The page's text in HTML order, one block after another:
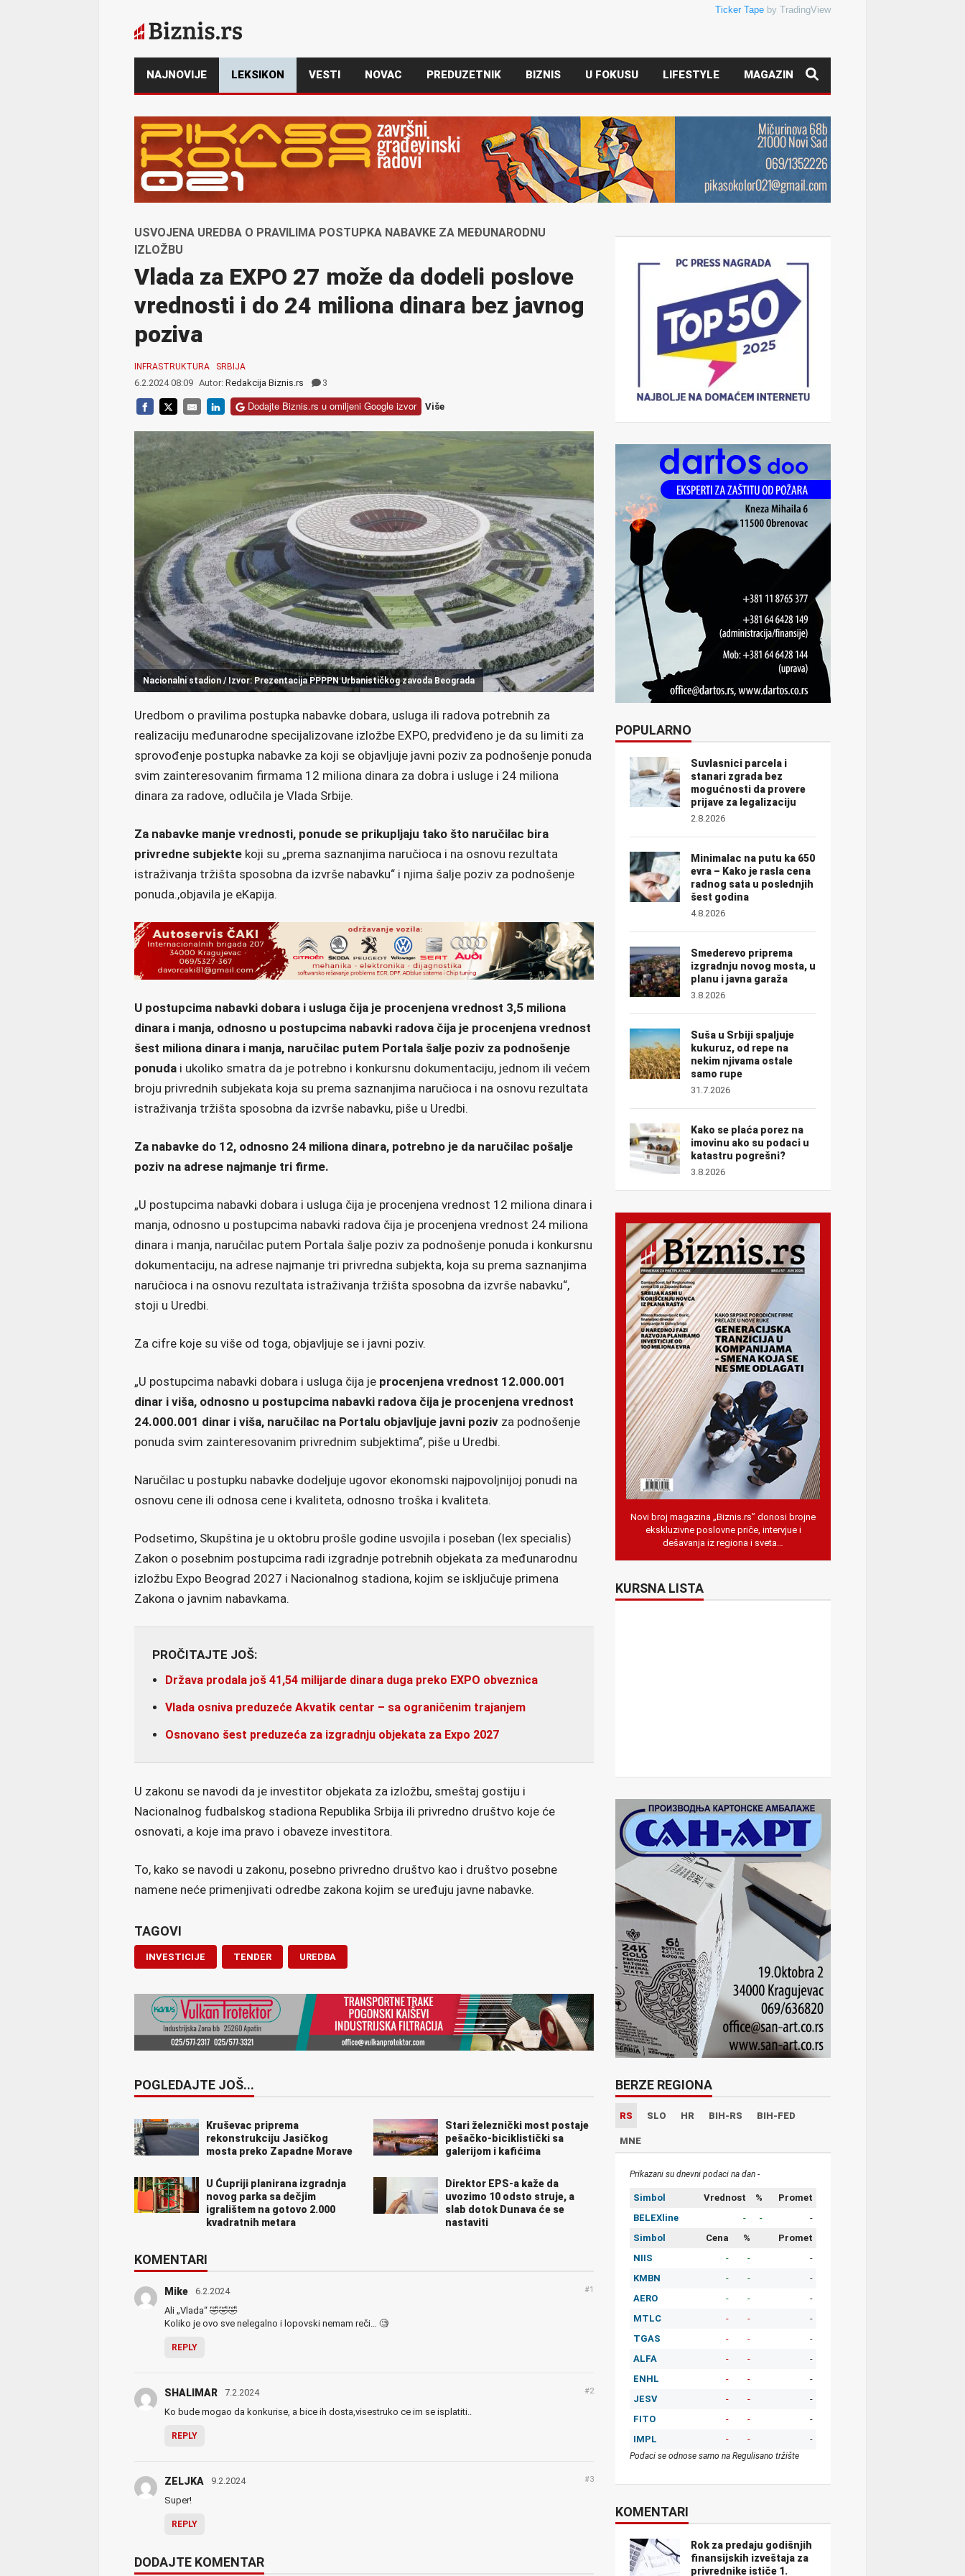
Ticker Tape by TradingView
NAJNOVIJE LEKSIKON VESTI NOVAC PREDUZETNIK BIZNIS U FOKUSU LIFESTYLE MAGAZIN
USVOJENA UREDBA O PRAVILIMA POSTUPKA NABAVKE ZA MEĐUNARODNU
IZLOŽBU
Vlada za EXPO 27 može da dodeli poslove
vrednosti i do 24 miliona dinara bez javnog
poziva
INFRASTRUKTURA SRBIJA
6.2.2024 08:09 Autor: Redakcija Biznis.rs 3
Dodajte Biznis.rs u omiljeni Google izvor Više
Nacionalni stadion / Izvor: Prezentacija PPPPN Urbanističkog zavoda Beograda
Uredbom o pravilima postupka nabavke dobara, usluga ili radova potrebnih za
realizaciju međunarodne specijalizovane izložbe EXPO, predviđeno je da su limiti za
sprovođenje postupka nabavke za koji se objavljuje javni poziv za podnošenje ponuda
svim zainteresovanim firmama 12 miliona dinara za dobra i usluge i 24 miliona
dinara za radove, odlučila je Vlada Srbije.
Za nabavke manje vrednosti, ponude se prikupljaju tako što naručilac bira
privredne subjekte koji su „prema saznanjima naručioca i na osnovu rezultata
istraživanja tržišta sposobna da izvrše nabavku“ i njima šalje poziv za podnošenje
ponuda.,objavila je eKapija.
U postupcima nabavki dobara i usluga čija je procenjena vrednost 3,5 miliona
dinara i manja, odnosno u postupcima nabavki radova čija je procenjena vrednost
šest miliona dinara i manja, naručilac putem Portala šalje poziv za podnošenje
ponuda i ukoliko smatra da je potrebno i konkursnu dokumentaciju, jednom ili većem
broju privrednih subjekata koja su prema saznanjima naručioca i na osnovu rezultata
istraživanja tržišta sposobna da izvrše nabavku, piše u Uredbi.
Za nabavke do 12, odnosno 24 miliona dinara, potrebno je da naručilac pošalje
poziv na adrese najmanje tri firme.
„U postupcima nabavki dobara i usluga čija je procenjena vrednost 12 miliona dinara i
manja, odnosno u postupcima nabavki radova čija je procenjena vrednost 24 miliona
dinara i manja, naručilac putem Portala šalje poziv za podnošenje ponuda i konkursnu
dokumentaciju, na adrese najmanje tri privredna subjekta, koja su prema saznanjima
naručioca i na osnovu rezultata istraživanja tržišta sposobna da izvrše nabavku“,
stoji u Uredbi.
Za cifre koje su više od toga, objavljuje se i javni poziv.
„U postupcima nabavki dobara i usluga čija je procenjena vrednost 12.000.001
dinar i viša, odnosno u postupcima nabavki radova čija je procenjena vrednost
24.000.001 dinar i viša, naručilac na Portalu objavljuje javni poziv za podnošenje
ponuda svim zainteresovanim privrednim subjektima“, piše u Uredbi.
Naručilac u postupku nabavke dodeljuje ugovor ekonomski najpovoljnijoj ponudi na
osnovu cene ili odnosa cene i kvaliteta, odnosno troška i kvaliteta.
Podsetimo, Skupština je u oktobru prošle godine usvojila i poseban (lex specialis)
Zakon o posebnim postupcima radi izgradnje potrebnih objekata za međunarodnu
izložbu Expo Beograd 2027 i Nacionalnog stadiona, kojim se isključuje primena
Zakona o javnim nabavkama.
PROČITAJTE JOŠ:
Država prodala još 41,54 milijarde dinara duga preko EXPO obveznica
Vlada osniva preduzeće Akvatik centar – sa ograničenim trajanjem
Osnovano šest preduzeća za izgradnju objekata za Expo 2027
U zakonu se navodi da je investitor objekata za izložbu, smeštaj gostiju i
Nacionalnog fudbalskog stadiona Republika Srbija ili privredno društvo koje će
osnovati, a koje ima pravo i obaveze investitora.
To, kako se navodi u zakonu, posebno privredno društvo kao i društvo posebne
namene neće primenjivati odredbe zakona kojim se uređuju javne nabavke.
TAGOVI
INVESTICIJE TENDER UREDBA
POGLEDAJTE JOŠ...
Kruševac priprema
rekonstrukciju Jasičkog
mosta preko Zapadne Morave
Stari železnički most postaje
pešačko-biciklistički sa
galerijom i kafićima
U Ćupriji planirana izgradnja
novog parka sa dečjim
igralištem na gotovo 2.000
kvadratnih metara
Direktor EPS-a kaže da
uvozimo 10 odsto struje, a
slab dotok Dunava će se
nastaviti
KOMENTARI
Mike 6.2.2024 #1
Ali „Vlada“ 🤣🤣🤣
Koliko je ovo sve nelegalno i lopovski nemam reči… 🧐
REPLY
SHALIMAR 7.2.2024 #2
Ko bude mogao da konkurise, a bice ih dosta,visestruko ce im se isplatiti..
REPLY
ZELJKA 9.2.2024 #3
Super!
REPLY
DODAJTE KOMENTAR
POPULARNO
Suvlasnici parcela i
stanari zgrada bez
mogućnosti da provere
prijave za legalizaciju
2.8.2026
Minimalac na putu ka 650
evra – Kako je rasla cena
radnog sata u poslednjih
šest godina
4.8.2026
Smederevo priprema
izgradnju novog mosta, u
planu i javna garaža
3.8.2026
Suša u Srbiji spaljuje
kukuruz, od repe na
nekim njivama ostale
samo rupe
31.7.2026
Kako se plaća porez na
imovinu ako su podaci u
katastru pogrešni?
3.8.2026
Novi broj magazina „Biznis.rs” donosi brojne
ekskluzivne poslovne priče, intervjue i
dešavanja iz regiona i sveta…
KURSNA LISTA
BERZE REGIONA
RS SLO HR BIH-RS BIH-FED
MNE
Prikazani su dnevni podaci na dan -
Simbol Vrednost %
Promet
BELEXline
- -
-
Simbol
Cena %
Promet
NIIS
- -
-
KMBN
- -
-
AERO
- -
-
MTLC
- -
-
TGAS
- -
-
ALFA
- -
-
ENHL
- -
-
JESV
- -
-
FITO
- -
-
IMPL
- - -
Podaci se odnose samo na Regulisano tržište
KOMENTARI
Rok za predaju godišnjih
finansijskih izveštaja za
privrednike ističe 1.